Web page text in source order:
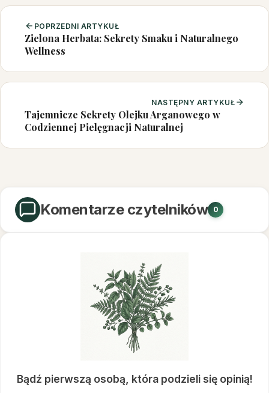
POPRZEDNI ARTYKUŁ
Zielona Herbata: Sekrety Smaku i Naturalnego
Wellness
NASTĘPNY ARTYKUŁ
Tajemnicze Sekrety Olejku Arganowego w
Codziennej Pielęgnacji Naturalnej
Komentarze czytelników 0
Bądź pierwszą osobą, która podzieli się opinią!